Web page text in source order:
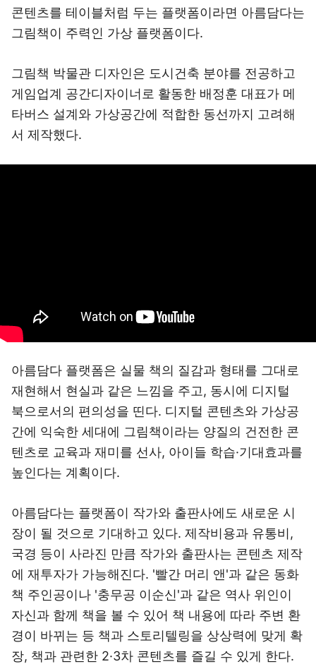
콘텐츠를 테이블처럼 두는 플랫폼이라면 아름담다는
그림책이 주력인 가상 플랫폼이다.
그림책 박물관 디자인은 도시건축 분야를 전공하고
게임업계 공간디자이너로 활동한 배정훈 대표가 메
타버스 설계와 가상공간에 적합한 동선까지 고려해
서 제작했다.
아름담다 플랫폼은 실물 책의 질감과 형태를 그대로
재현해서 현실과 같은 느낌을 주고, 동시에 디지털
북으로서의 편의성을 띤다. 디지털 콘텐츠와 가상공
간에 익숙한 세대에 그림책이라는 양질의 건전한 콘
텐츠로 교육과 재미를 선사, 아이들 학습·기대효과를
높인다는 계획이다.
아름담다는 플랫폼이 작가와 출판사에도 새로운 시
장이 될 것으로 기대하고 있다. 제작비용과 유통비,
국경 등이 사라진 만큼 작가와 출판사는 콘텐츠 제작
에 재투자가 가능해진다. '빨간 머리 앤'과 같은 동화
책 주인공이나 '충무공 이순신'과 같은 역사 위인이
자신과 함께 책을 볼 수 있어 책 내용에 따라 주변 환
경이 바뀌는 등 책과 스토리텔링을 상상력에 맞게 확
장, 책과 관련한 2·3차 콘텐츠를 즐길 수 있게 한다.